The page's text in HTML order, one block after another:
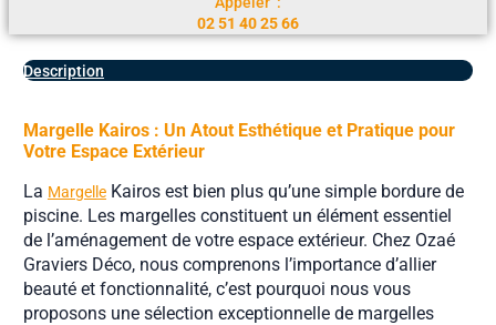
02 51 40 25 66
Description
Margelle Kairos : Un Atout Esthétique et Pratique pour
Votre Espace Extérieur
La MargelleKairos est bien plus qu’une simple bordure de
piscine. Les margelles constituent un élément essentiel
de l’aménagement de votre espace extérieur. Chez Ozaé
Graviers Déco, nous comprenons l’importance d’allier
beauté et fonctionnalité, c’est pourquoi nous vous
proposons une sélection exceptionnelle de margelles